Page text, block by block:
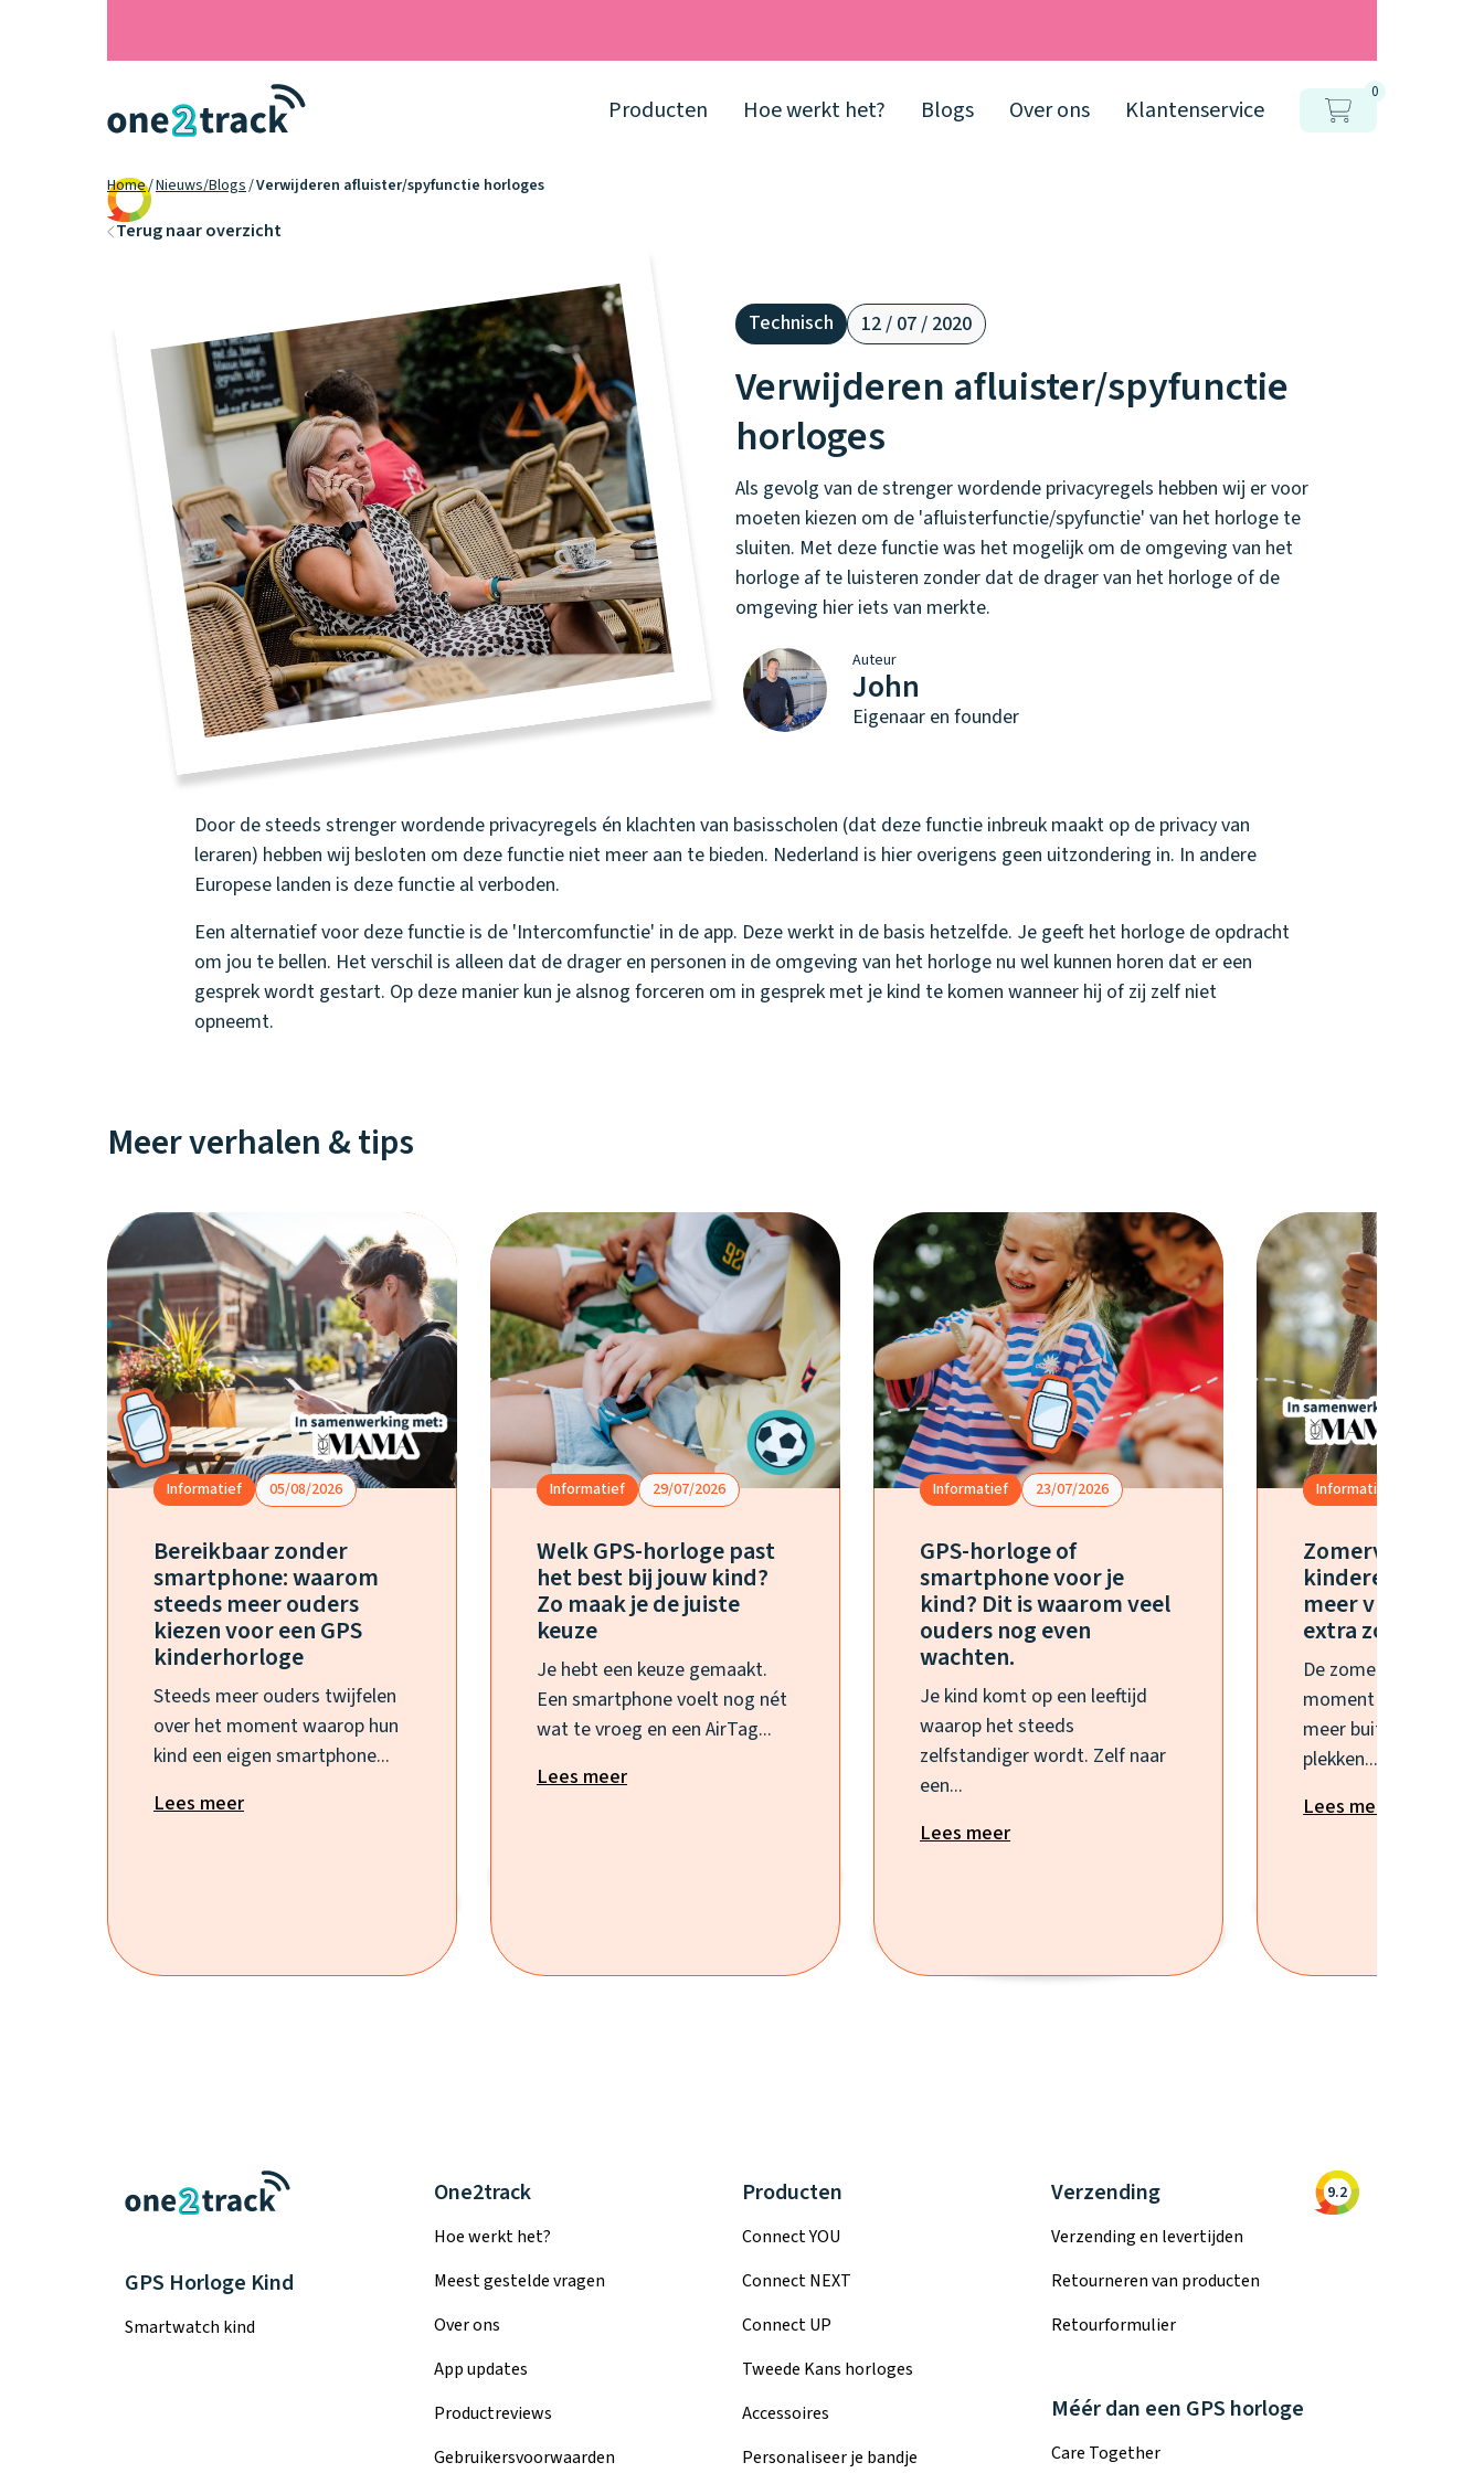
Producten Hoe werkt het? Blogs Over ons Klantenservice
0
Home Nieuws/Blogs Verwijderen afluister/spyfunctie horloges
Terug naar overzicht
Technisch 12 / 07 / 2020
Verwijderen afluister/spyfunctie
horloges
Als gevolg van de strenger wordende privacyregels hebben wij er voor
moeten kiezen om de 'afluisterfunctie/spyfunctie' van het horloge te
sluiten. Met deze functie was het mogelijk om de omgeving van het
horloge af te luisteren zonder dat de drager van het horloge of de
omgeving hier iets van merkte.
Auteur
John
Eigenaar en founder
Door de steeds strenger wordende privacyregels én klachten van basisscholen (dat deze functie inbreuk maakt op de privacy van
leraren) hebben wij besloten om deze functie niet meer aan te bieden. Nederland is hier overigens geen uitzondering in. In andere
Europese landen is deze functie al verboden.
Een alternatief voor deze functie is de 'Intercomfunctie' in de app. Deze werkt in de basis hetzelfde. Je geeft het horloge de opdracht
om jou te bellen. Het verschil is alleen dat de drager en personen in de omgeving van het horloge nu wel kunnen horen dat er een
gesprek wordt gestart. Op deze manier kun je alsnog forceren om in gesprek met je kind te komen wanneer hij of zij zelf niet
opneemt.
Meer verhalen & tips
Informatief 05/08/2026
Bereikbaar zonder
smartphone: waarom
steeds meer ouders
kiezen voor een GPS
kinderhorloge
Steeds meer ouders twijfelen
over het moment waarop hun
kind een eigen smartphone...
Lees meer
Informatief 29/07/2026
Welk GPS-horloge past
het best bij jouw kind?
Zo maak je de juiste
keuze
Je hebt een keuze gemaakt.
Een smartphone voelt nog nét
wat te vroeg en een AirTag...
Lees meer
Informatief 23/07/2026
GPS-horloge of
smartphone voor je
kind? Dit is waarom veel
ouders nog even
wachten.
Je kind komt op een leeftijd
waarop het steeds
zelfstandiger wordt. Zelf naar
een...
Lees meer
Informatief
Zomervakantie
kinderen? Zo
meer vrijheid
extra zorgen
De zomervakantie is
moment waarop
meer buiten zijn,
plekken...
Lees meer
GPS Horloge Kind
Smartwatch kind
One2track
Hoe werkt het?
Meest gestelde vragen
Over ons
App updates
Productreviews
Gebruikersvoorwaarden
Producten
Connect YOU
Connect NEXT
Connect UP
Tweede Kans horloges
Accessoires
Personaliseer je bandje
Verzending
Verzending en levertijden
Retourneren van producten
Retourformulier
Méér dan een GPS horloge
Care Together
9.2